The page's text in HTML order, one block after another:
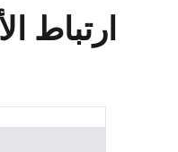
ارتباط